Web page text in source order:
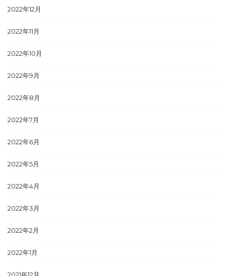
2022年12月
2022年11月
2022年10月
2022年9月
2022年8月
2022年7月
2022年6月
2022年5月
2022年4月
2022年3月
2022年2月
2022年1月